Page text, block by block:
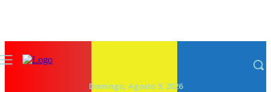
Domingo, Agosto 9, 2026